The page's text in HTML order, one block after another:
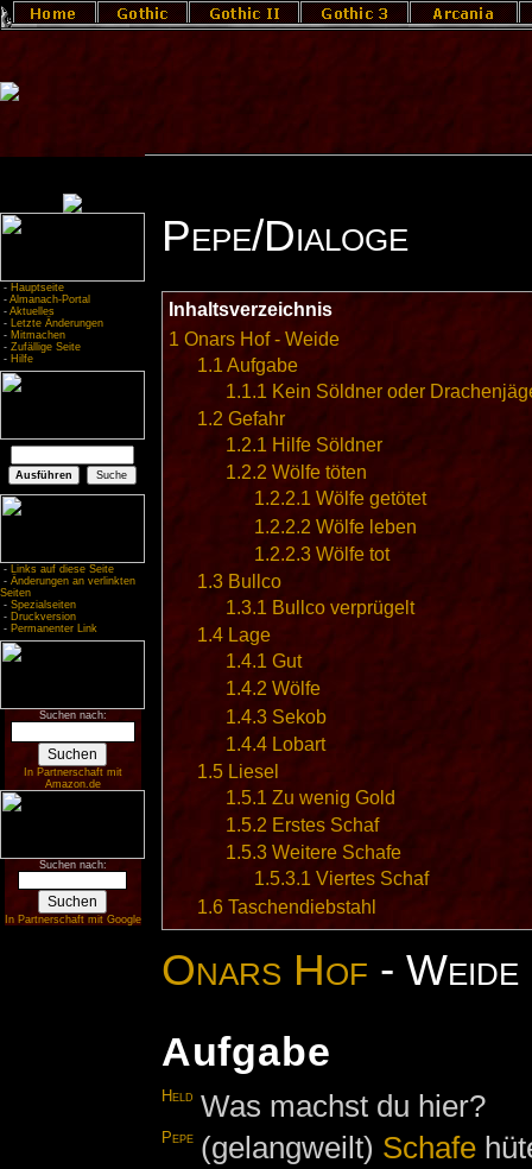
- Hauptseite
- Almanach-Portal
- Aktuelles
- Letzte Änderungen
- Mitmachen
- Zufällige Seite
- Hilfe
- Links auf diese Seite
- Änderungen an verlinkten
Seiten
- Spezialseiten
- Druckversion
- Permanenter Link
Suchen nach:
In Partnerschaft mit
Amazon.de
Suchen nach:
In Partnerschaft mit Google
Pepe/Dialoge
Inhaltsverzeichnis
1 Onars Hof - Weide
1.1 Aufgabe
1.1.1 Kein Söldner oder
1.2 Gefahr
1.2.1 Hilfe Söldner
1.2.2 Wölfe töten
1.2.2.1 Wölfe getötet
1.2.2.2 Wölfe leben
1.2.2.3 Wölfe tot
1.3 Bullco
1.3.1 Bullco verprügelt
1.4 Lage
1.4.1 Gut
1.4.2 Wölfe
1.4.3 Sekob
1.4.4 Lobart
1.5 Liesel
1.5.1 Zu wenig Gold
1.5.2 Erstes Schaf
1.5.3 Weitere Schafe
1.5.3.1 Viertes Schaf
1.6 Taschendiebstahl
Onars Hof - Weide
Aufgabe
Held Was machst du hier?
Pepe (gelangweilt) Schafe